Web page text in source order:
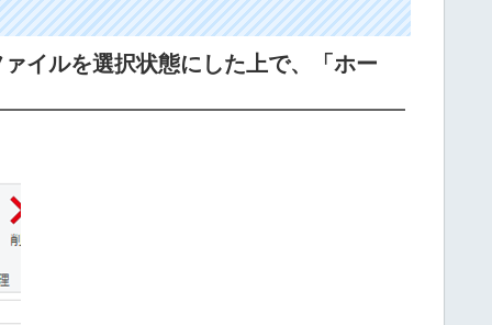
イルを選択状態にした上で、「ホー